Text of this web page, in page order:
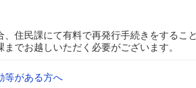
住民課にて有料で再発行手続きをするこ
でお越しいただく必要がございます。
等がある方へ